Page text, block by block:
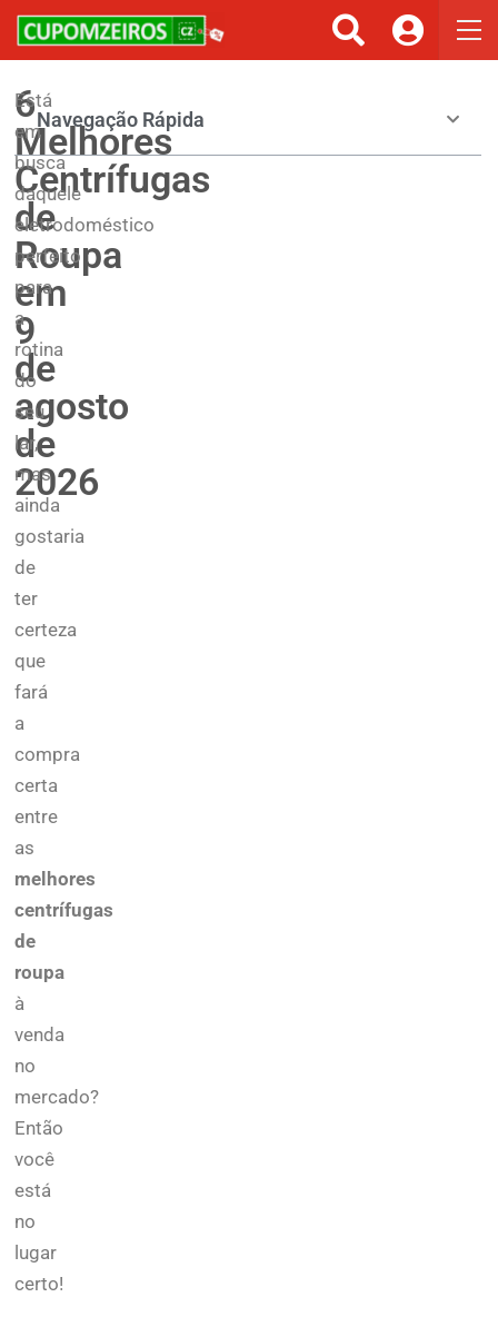
6
Melhores
Centrífugas
de
Roupa
em
9
de
agosto
de
2026
Está
em
busca
daquele
eletrodoméstico
perfeito
para
a
rotina
do
seu
lar,
mas
ainda
gostaria
de
ter
certeza
que
fará
a
compra
certa
entre
as
melhores
centrífugas
de
roupa
à
venda
no
mercado?
Então
você
está
no
lugar
certo!
Navegação Rápida